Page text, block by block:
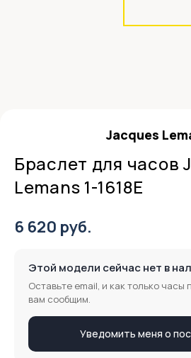
Jacques
Браслет для часов
Lemans 1-1618E
6 620 руб.
Этой модели сейчас нет в
Оставьте email, и как только часы
вам сообщим.
Уведомить меня о